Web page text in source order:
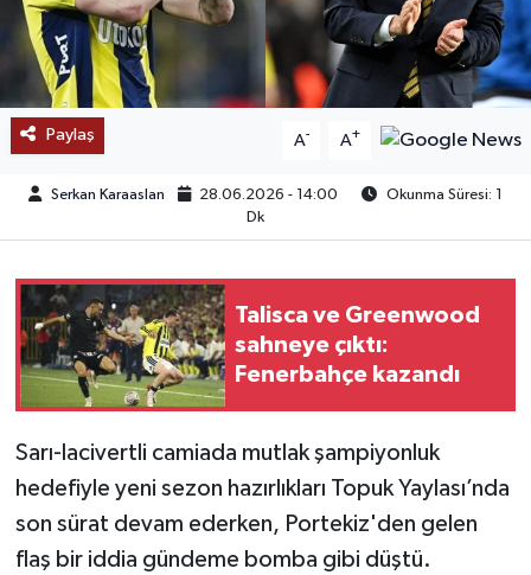
Paylaş A- A+
Serkan Karaaslan 28.06.2026 - 14:00
Okunma Süresi: 1
Dk
Talisca ve Greenwood
sahneye çıktı:
Fenerbahçe kazandı
Sarı-lacivertli camiada mutlak şampiyonluk
hedefiyle yeni sezon hazırlıkları Topuk Yaylası’nda
son sürat devam ederken, Portekiz'den gelen
flaş bir iddia gündeme bomba gibi düştü.
TREND
MEDYA
YAŞAM
KÜLTÜR SANAT